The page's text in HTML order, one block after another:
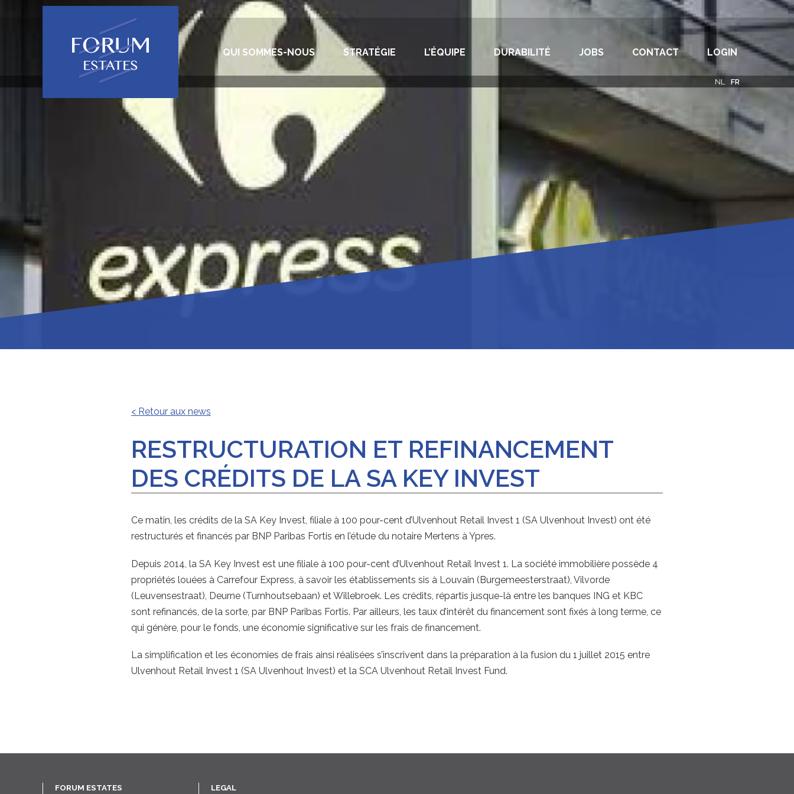
QUI SOMMES-NOUS STRATÉGIE L’ÉQUIPE DURABILITÉ JOBS CONTACT LOGIN
NL FR
< Retour aux news
RESTRUCTURATION ET REFINANCEMENT
DES CRÉDITS DE LA SA KEY INVEST
Ce matin, les crédits de la SA Key Invest, filiale à 100 pour-cent d’Ulvenhout Retail Invest 1 (SA Ulvenhout Invest) ont été
restructurés et financés par BNP Paribas Fortis en l’étude du notaire Mertens à Ypres.
Depuis 2014, la SA Key Invest est une filiale à 100 pour-cent d’Ulvenhout Retail Invest 1. La société immobilière possède 4
propriétés louées à Carrefour Express, à savoir les établissements sis à Louvain (Burgemeesterstraat), Vilvorde
(Leuvensestraat), Deurne (Turnhoutsebaan) et Willebroek. Les crédits, répartis jusque-là entre les banques ING et KBC
sont refinancés, de la sorte, par BNP Paribas Fortis. Par ailleurs, les taux d’intérêt du financement sont fixés à long terme, ce
qui génère, pour le fonds, une économie significative sur les frais de financement.
La simplification et les économies de frais ainsi réalisées s’inscrivent dans la préparation à la fusion du 1 juillet 2015 entre
Ulvenhout Retail Invest 1 (SA Ulvenhout Invest) et la SCA Ulvenhout Retail Invest Fund.
FORUM ESTATES LEGAL